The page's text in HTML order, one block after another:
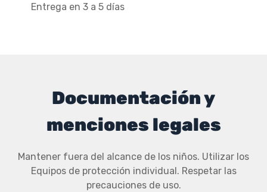
Entrega en 3 a 5 días
Documentación y
menciones legales
Mantener fuera del alcance de los niños. Utilizar los
Equipos de protección individual. Respetar las
precauciones de uso.